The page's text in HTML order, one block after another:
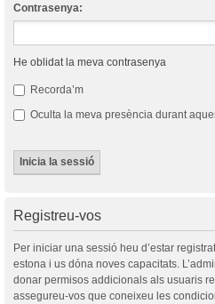
Contrasenya:
He oblidat la meva contrasenya
Recorda’m
Oculta la meva presència durant
Registreu-vos
Per iniciar una sessió heu d’estar
estona i us dóna noves capacitats.
donar permisos addicionals als usuaris
assegureu-vos que coneixeu les